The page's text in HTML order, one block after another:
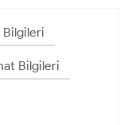
Bilgileri